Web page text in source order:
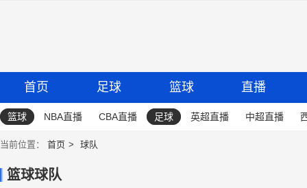
首页 足球 篮球 直播
篮球 NBA直播 CBA直播 足球 英超直播 中超直播
当前位置： 首页 球队
篮球球队